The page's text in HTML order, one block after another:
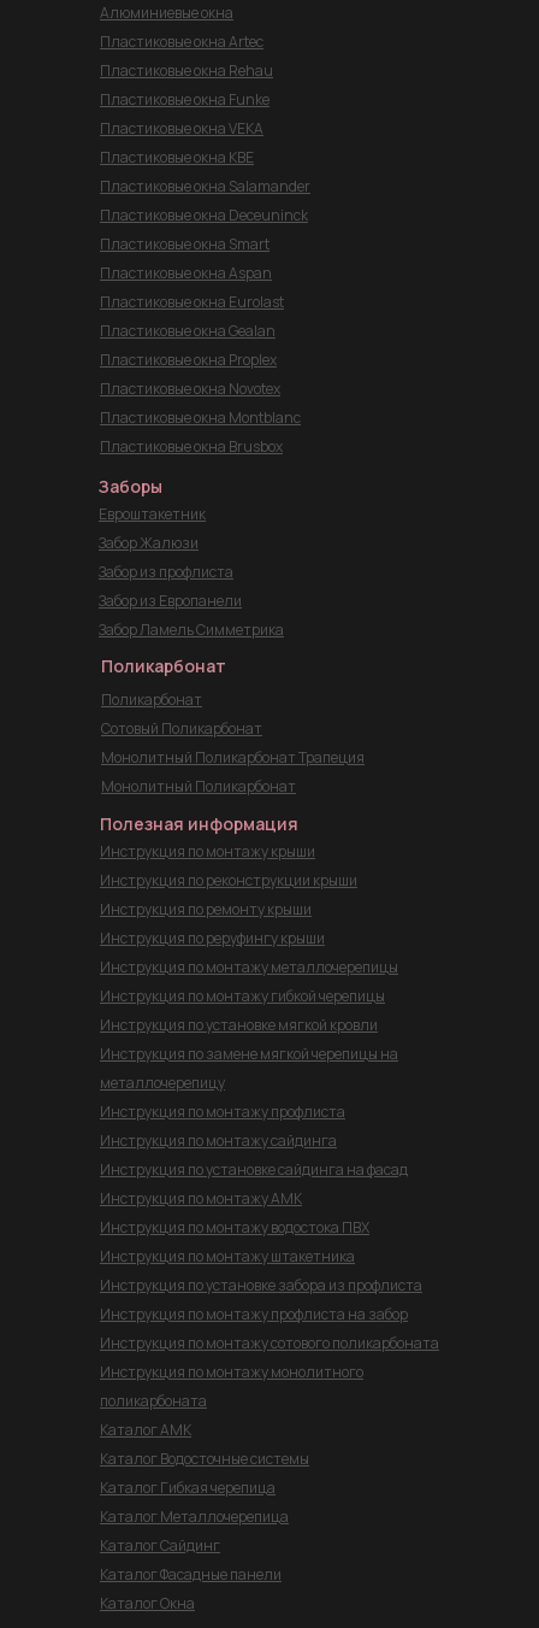
Заборы
Евроштакетник
Забор Жалюзи
Забор из профлиста
Забор из Европанели
Забор Ламель Симметрика
Алюминиевые окна
Пластиковые окна Artec
Пластиковые окна Rehau
Пластиковые окна Funke
Пластиковые окна VEKA
Пластиковые окна KBE
Пластиковые окна Salamander
Пластиковые окна Deceuninck
Пластиковые окна Smart
Пластиковые окна Aspan
Пластиковые окна Eurolast
Пластиковые окна Gealan
Пластиковые окна Proplex
Пластиковые окна Novotex
Пластиковые окна Montblanc
Пластиковые окна Brusbox
Поликарбонат
Поликарбонат
Сотовый Поликарбонат
Монолитный Поликарбонат Трапеция
Монолитный Поликарбонат
Полезная информация
Инструкция по монтажу крыши
Инструкция по реконструкции крыши
Инструкция по ремонту крыши
Инструкция по реруфингу крыши
Инструкция по монтажу металлочерепицы
Инструкция по монтажу гибкой черепицы
Инструкция по установке мягкой кровли
Инструкция по замене мягкой черепицы на
металлочерепицу
Инструкция по монтажу профлиста
Инструкция по монтажу сайдинга
Инструкция по установке сайдинга на фасад
Инструкция по монтажуАМК
Инструкция по монтажу водостока ПВХ
Инструкция по монтажу штакетника
Инструкция по установке забора из профлиста
Инструкция по монтажу профлиста на забор
Инструкция по монтажу сотового поликарбоната
Инструкция по монтажу монолитного
поликарбоната
Каталог АМК
Каталог Водосточные системы
Каталог Гибкая черепица
Каталог Металлочерепица
Каталог Сайдинг
Каталог Фасадные панели
Каталог Окна